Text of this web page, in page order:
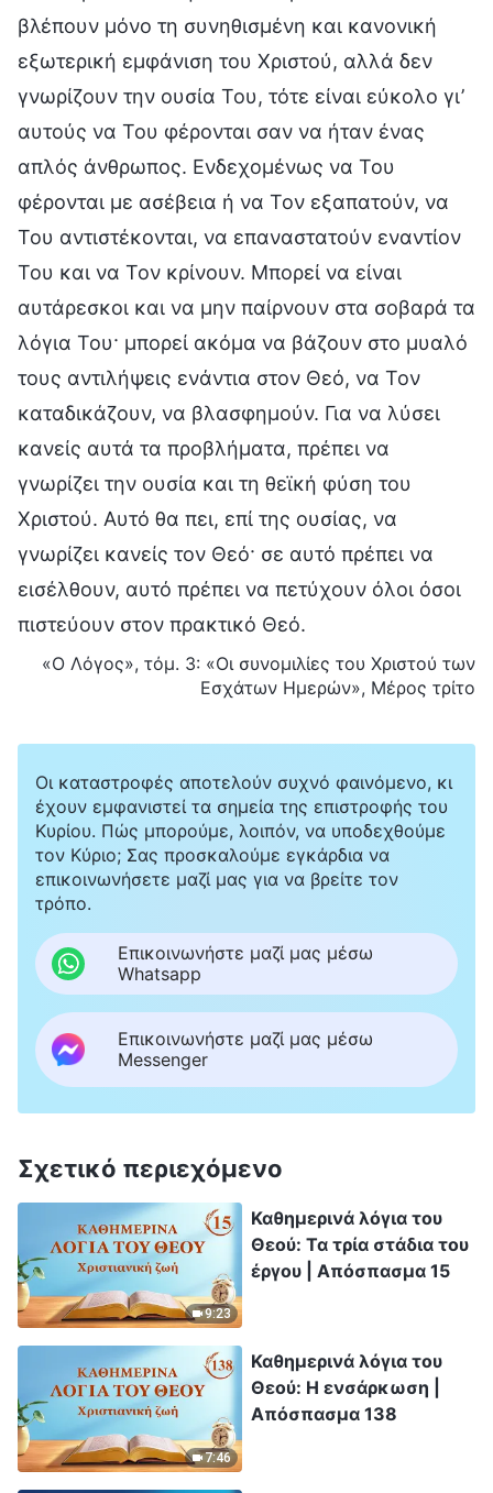
βλέπουν μόνο τη συνηθισμένη και κανονική
εξωτερική εμφάνιση του Χριστού, αλλά δεν
γνωρίζουν την ουσία Του, τότε είναι εύκολο γι’
αυτούς να Του φέρονται σαν να ήταν ένας
απλός άνθρωπος. Ενδεχομένως να Του
φέρονται με ασέβεια ή να Τον εξαπατούν, να
Του αντιστέκονται, να επαναστατούν εναντίον
Του και να Τον κρίνουν. Μπορεί να είναι
αυτάρεσκοι και να μην παίρνουν στα σοβαρά τα
λόγια Του· μπορεί ακόμα να βάζουν στο μυαλό
τους αντιλήψεις ενάντια στον Θεό, να Τον
καταδικάζουν, να βλασφημούν. Για να λύσει
κανείς αυτά τα προβλήματα, πρέπει να
γνωρίζει την ουσία και τη θεϊκή φύση του
Χριστού. Αυτό θα πει, επί της ουσίας, να
γνωρίζει κανείς τον Θεό· σε αυτό πρέπει να
εισέλθουν, αυτό πρέπει να πετύχουν όλοι όσοι
πιστεύουν στον πρακτικό Θεό.
«Ο Λόγος», τόμ. 3: «Οι συνομιλίες του Χριστού των
Εσχάτων Ημερών», Μέρος τρίτο
Οι καταστροφές αποτελούν συχνό φαινόμενο, κι
έχουν εμφανιστεί τα σημεία της επιστροφής του
Κυρίου. Πώς μπορούμε, λοιπόν, να υποδεχθούμε
τον Κύριο; Σας προσκαλούμε εγκάρδια να
επικοινωνήσετε μαζί μας για να βρείτε τον
τρόπο.
Επικοινωνήστε μαζί μας μέσω
Whatsapp
Επικοινωνήστε μαζί μας μέσω
Messenger
Σχετικό περιεχόμενο
9:23
Καθημερινά λόγια του
Θεού: Τα τρία στάδια του
έργου | Απόσπασμα 15
7:46
Καθημερινά λόγια του
Θεού: Η ενσάρκωση |
Απόσπασμα 138